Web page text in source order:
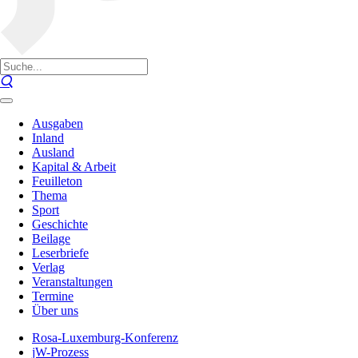
Ausgaben
Inland
Ausland
Kapital & Arbeit
Feuilleton
Thema
Sport
Geschichte
Beilage
Leserbriefe
Verlag
Veranstaltungen
Termine
Über uns
Rosa-Luxemburg-Konferenz
jW-Prozess